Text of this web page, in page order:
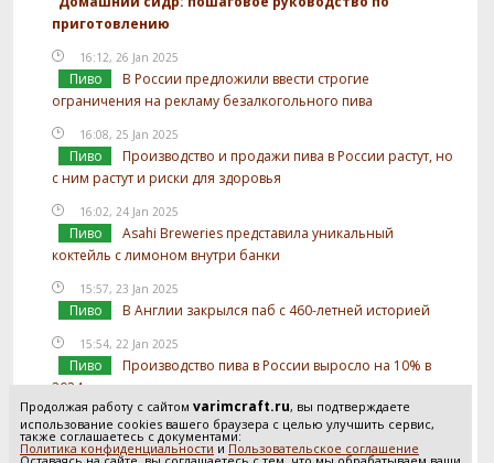
Продолжая работу с сайтом varimcraft.ru, вы подтверждаете
использование cookies вашего браузера с целью улучшить сервис,
также соглашаетесь с документами:
Политика конфиденциальности и Пользовательское соглашение
приготовлению
16:12, 26 Jan 2025
Пиво
В России предложили ввести строгие
ограничения на рекламу безалкогольного пива
16:08, 25 Jan 2025
Пиво
Производство и продажи пива в России растут, но
с ним растут и риски для здоровья
16:02, 24 Jan 2025
Пиво
Asahi Breweries представила уникальный
коктейль с лимоном внутри банки
15:57, 23 Jan 2025
Пиво В Англии закрылся паб с 460-летней историей
15:54, 22 Jan 2025
Пиво
Производство пива в России выросло на 10% в
2024 году
15:52, 21 Jan 2025
Пиво
В России предложили отслеживать